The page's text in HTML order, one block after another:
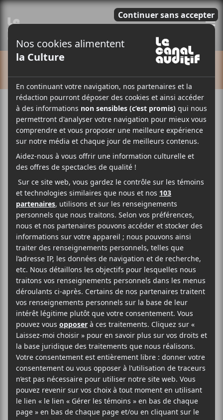
Cet évènement est passé.
Loïc April : lancement d’album
2018-03-30 @ 20:00- 23:00
AJOUTER AU CALENDRIER
DÉTAILS
Date :
2018-03-30
Heure :
20:00 - 23:00
Catégorie d’Évènement:
Spectacle
Site :
https://www.facebook.com/events/198870549812
2430/